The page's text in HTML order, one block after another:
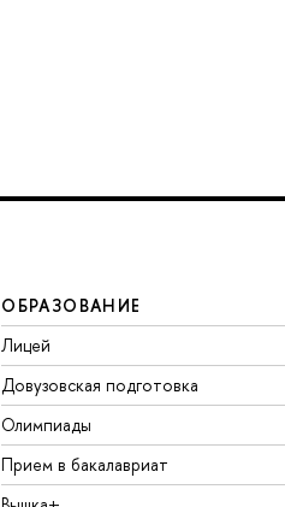
ОБРАЗОВАНИЕ
Лицей
Довузовская подготовка
Олимпиады
Прием в бакалавриат